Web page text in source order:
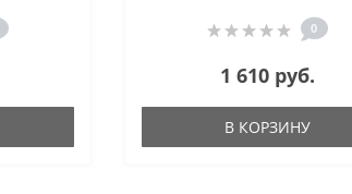
0
1 610 руб.
В КОРЗИНУ